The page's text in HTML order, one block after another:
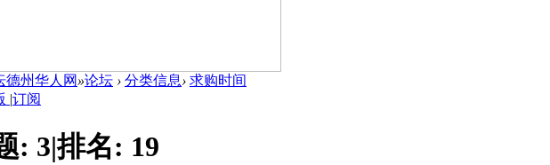
德州华人网 »论坛 › 分类信息› 求购时间
|订阅
: 3|排名: 19